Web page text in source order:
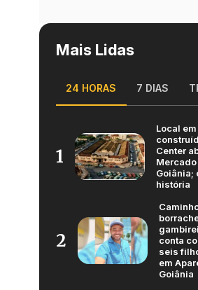
Mais Lidas
24 HORAS 7 DIAS
1
Local
Center
Goiânia;
história
2
conta
seis
em
Goiânia